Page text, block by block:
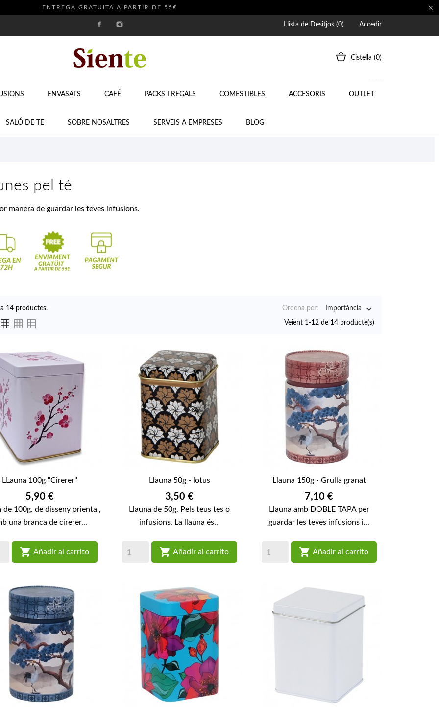
ENTREGA GRATUITA A PARTIR DE 55€ 
Llista de Desitjos (0) Accedir
Cistella (0)
ENVASATS CAFÉ PACKS I REGALS COMESTIBLES ACCESORIS OUTLET
SALÓ DE TE SOBRE NOSALTRES SERVEIS A EMPRESES BLOG
pel té
manera de guardar les teves infusions.
14 productes. Ordena per: Importància 
Veient 1-12 de 14 producte(s)
LLauna 100g "Cirerer"
Preu
5,90 €
de 100g. de disseny oriental,
una branca de cirerer...
 Añadir al carrito
Llauna 50g - lotus
Preu
3,50 €
Llauna de 50g. Pels teus tes o
infusions. La llauna és...
 Añadir al carrito
Llauna 150g - Grulla granat
Preu
7,10 €
Llauna amb DOBLE TAPA per
guardar les teves infusions i...
 Añadir al carrito